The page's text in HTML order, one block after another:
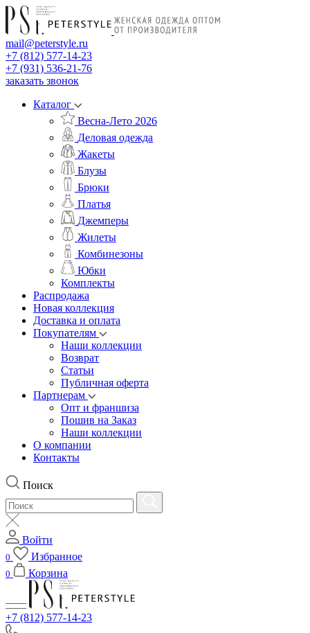
mail@peterstyle.ru
+7 (812) 577-14-23
+7 (931) 536-21-76
заказать звонок
Каталог
Весна-Лето 2026
Деловая одежда
Жакеты
Блузы
Брюки
Платья
Джемперы
Жилеты
Комбинезоны
Юбки
Комплекты
Распродажа
Новая коллекция
Доставка и оплата
Покупателям
Наши коллекции
Возврат
Статьи
Публичная оферта
Партнерам
Опт и франшиза
Пошив на Заказ
Наши коллекции
О компании
Контакты
Поиск
Войти
0 Избранное
0 Корзина
+7 (812) 577-14-23